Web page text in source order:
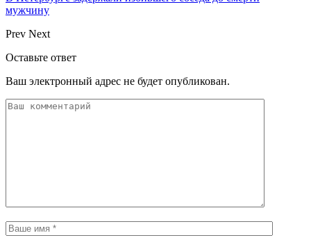
мужчину
Prev Next
Оставьте ответ
Ваш электронный адрес не будет опубликован.